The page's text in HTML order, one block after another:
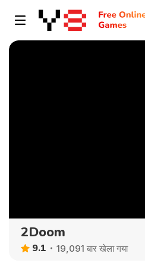
2Doom
9.1 19,091 बार खेला गया